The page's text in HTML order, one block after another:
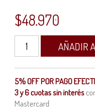
$48.970
Tablero
PVC
embutir
para
Térmicas
cantidad
AÑADIR
5% OFF POR PAGO
3 y 6 cuotas sin interés
Mastercard